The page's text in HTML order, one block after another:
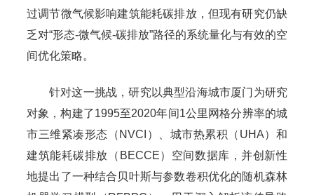
过调节微气候影响建筑能耗碳排放，但现有研究仍缺
乏对“形态-微气候-碳排放”路径的系统量化与有效的空
间优化策略。
针对这一挑战，研究以典型沿海城市厦门为研究
对象，构建了1995至2020年间1公里网格分辨率的城
市三维紧凑形态（NVCI）、城市热累积（UHA）和
建筑能耗碳排放（BECCE）空间数据库，并创新性
地提出了一种结合贝叶斯与参数卷积优化的随机森林